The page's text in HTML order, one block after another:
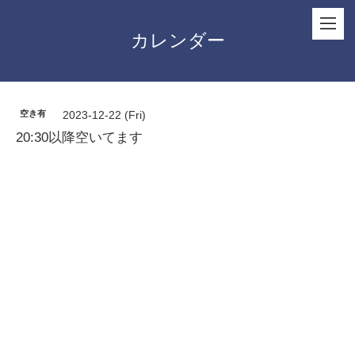
カレンダー
空き有 2023-12-22 (Fri)
20:30以降空いてます